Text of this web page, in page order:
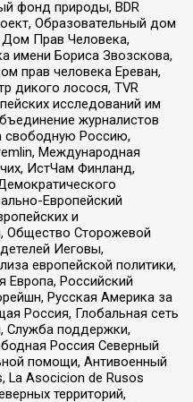
фонд природы, BDR
Образовательный дом
Прав Человека,
имени Бориса Звозскова,
прав человека Ереван,
дикого лосося, TVR
исследований им
журналистов
свободную Россию,
Международная
ИстЧам Финланд,
Европейский
и
Общество Сторожевой
Иеговы,
европейской политики,
Европа, Российский
Русская Америка за
Россия, Глобальная сеть
Служба поддержки,
Россия Северный
помощи, Антивоенный
La Asocicion de Rusos
территорий,